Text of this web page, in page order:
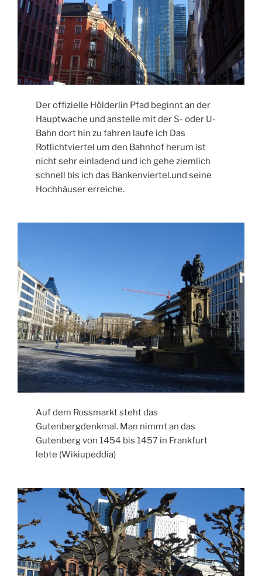
Der offizielle Hölderlin Pfad beginnt an der
Hauptwache und anstelle mit der S- oder U-
Bahn dort hin zu fahren laufe ich Das
Rotlichtviertel um den Bahnhof herum ist
nicht sehr einladend und ich gehe ziemlich
schnell bis ich das Bankenviertel.und seine
Hochhäuser erreiche.
Auf dem Rossmarkt steht das
Gutenbergdenkmal. Man nimmt an das
Gutenberg von 1454 bis 1457 in Frankfurt
lebte (Wikiupeddia)